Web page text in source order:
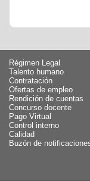
Régimen Legal
Talento humano
Contratación
Ofertas de empleo
Rendición de cuentas
Concurso docente
Pago Virtual
Control interno
Calidad
Buzón de